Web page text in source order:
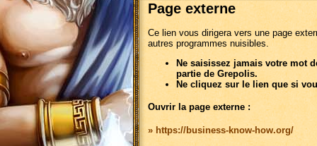
Page externe
Ce lien vous dirigera vers une page
autres programmes nuisibles.
Ne saisissez jamais votre mot
partie de Grepolis.
Ne cliquez sur le lien que si
Ouvrir la page externe :
» https://business-know-how.org/